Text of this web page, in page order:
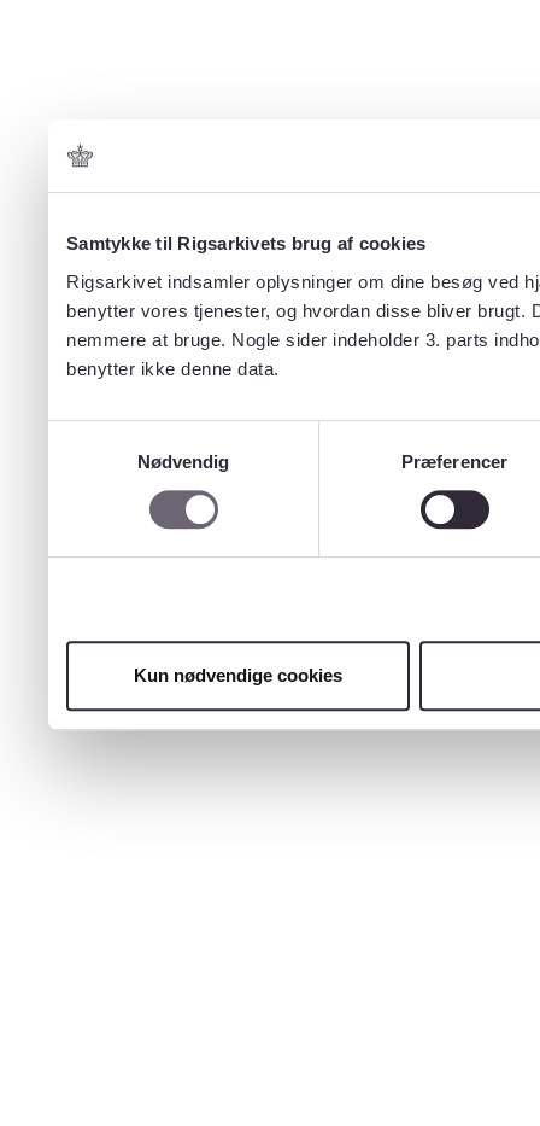
Samtykke til Rigsarkivets brug af cookies
Rigsarkivet indsamler oplysninger om dine besøg ved
benytter vores tjenester, og hvordan disse bliver
nemmere at bruge. Nogle sider indeholder 3. parts
benytter ikke denne data.
Nødvendig
Præferencer
Kun nødvendige cookies